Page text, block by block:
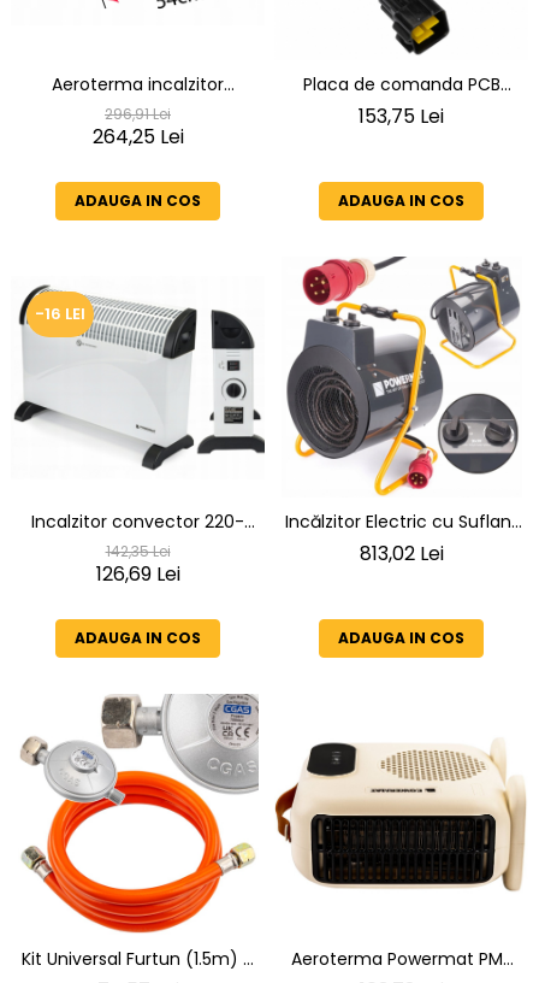
Aeroterma incalzitor
de incalzire afisaj LCD
telecomanda
296,91 Lei
264,25 Lei
ADAUGA IN COS
Placa de comanda PCB
pentru incalzitorul PM-AG-
153,75 Lei
ADAUGA IN COS
-16 LEI
Incalzitor convector 220-
240V 50/60Hz trei trepte de
putere 750/1250/2000W
142,35 Lei
126,69 Lei
ADAUGA IN COS
Incălzitor Electric cu Suflant
9 kW 400V Powermat –
813,02 Lei
ADAUGA IN COS
Kit Universal Furtun (1.5m) si
Aeroterma Powermat PM-